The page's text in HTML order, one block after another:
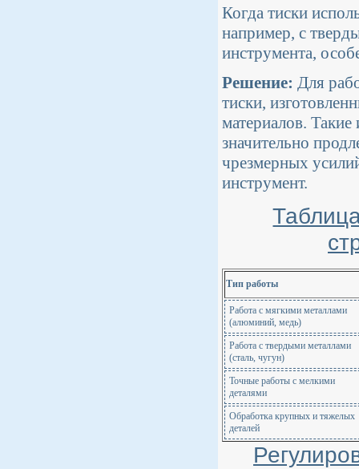
Когда тиски
например, с
инструмента,
Решение: Для
тиски,
материалов.
значительно
чрезмерных
инструмент.
Тип работы
Работа с мягкими металлами
(алюминий, медь)
Работа с твердыми металлами
(сталь, чугун)
Точные работы с мелкими
деталями
Обработка крупных и тяжелых
деталей